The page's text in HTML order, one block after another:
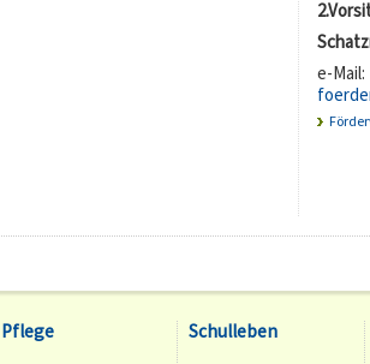
e-Mail:
Pflege Schulleben